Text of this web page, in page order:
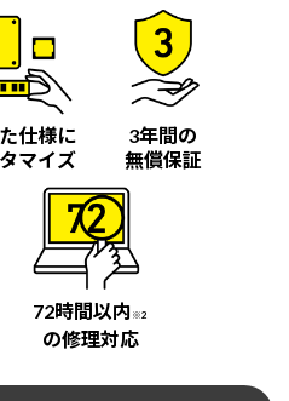
仕様に
マイズ
3年間の
無償保証
72時間以内 ※2
の修理対応